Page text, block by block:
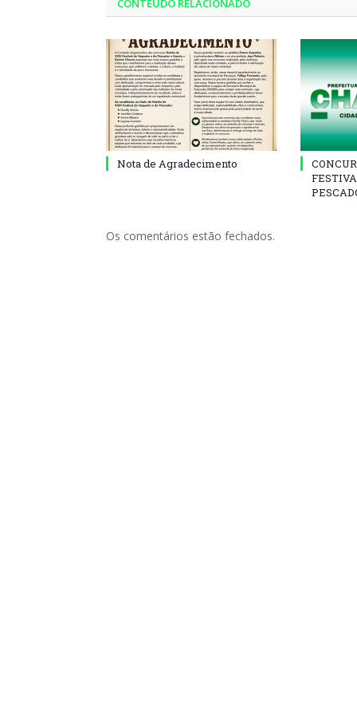
CONTEÚDO RELACIONADO
Nota de Agradecimento
Os comentários estão fechados.